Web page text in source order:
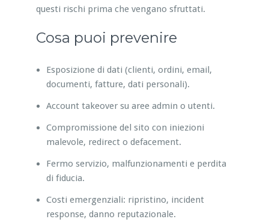
questi rischi prima che vengano sfruttati.
Cosa puoi prevenire
Esposizione di dati (clienti, ordini, email,
documenti, fatture, dati personali).
Account takeover su aree admin o utenti.
Compromissione del sito con iniezioni
malevole, redirect o defacement.
Fermo servizio, malfunzionamenti e perdita
di fiducia.
Costi emergenziali: ripristino, incident
response, danno reputazionale.